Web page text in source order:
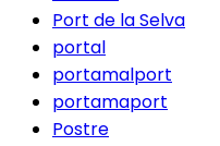
Port de la Selva
portal
portamalport
portamaport
Postre